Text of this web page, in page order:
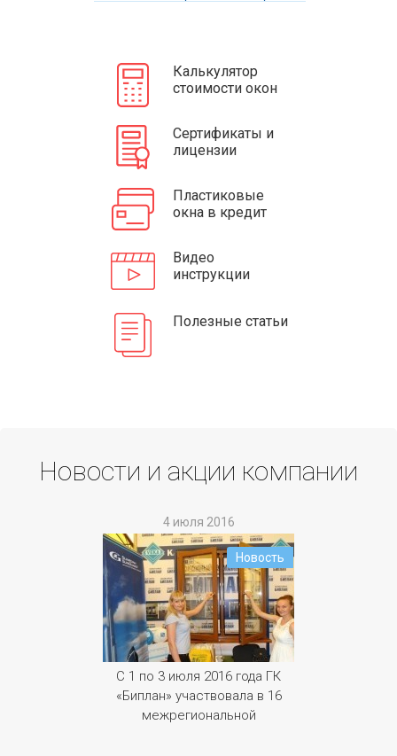
Калькулятор
стоимости окон
Сертификаты и
лицензии
Пластиковые
окна в кредит
Видео
инструкции
Полезные статьи
Новости и акции компании
4 июля 2016
Новость
С 1 по 3 июля 2016 года ГК
«Биплан» участвовала в 16
межрегиональной